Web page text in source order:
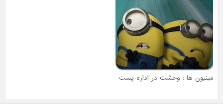
مینیون ها : وحشت در اداره پست